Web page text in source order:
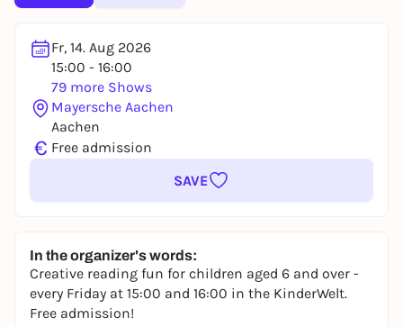
Fr, 14. Aug 2026
15:00 - 16:00
79 more Shows
Mayersche Aachen
Aachen
€ Free admission
SAVE
In the organizer's words:
Creative reading fun for children aged 6 and over -
every Friday at 15:00 and 16:00 in the KinderWelt.
Free admission!
You already have an account?